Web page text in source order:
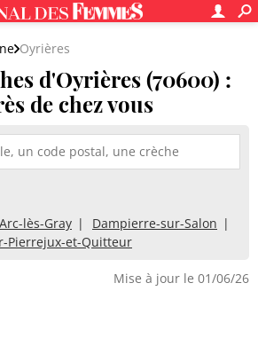
Oyrières
d'Oyrières (70600) :
de chez vous
Arc-lès-Gray
Dampierre-sur-Salon
Pierrejux-et-Quitteur
Mise à jour le 01/06/26